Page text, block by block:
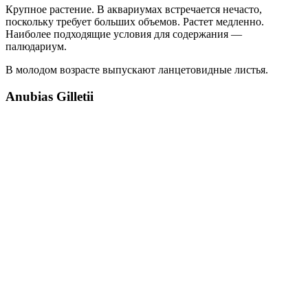
Крупное растение. В аквариумах встречается нечасто,
поскольку требует больших объемов. Растет медленно.
Наиболее подходящие условия для содержания —
палюдариум.
В молодом возрасте выпускают ланцетовидные листья.
Anubias Gilletii